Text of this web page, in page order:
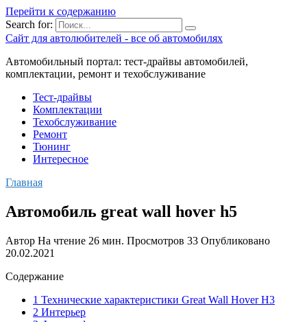
Перейти к содержанию
Search for:
Сайт для автолюбителей - все об автомобилях
Автомобильный портал: тест-драйвы автомобилей,
комплектации, ремонт и техобслуживание
Тест-драйвы
Комплектации
Техобслуживание
Ремонт
Тюнинг
Интересное
Главная
Автомобиль great wall hover h5
Автор На чтение 26 мин. Просмотров 33 Опубликовано
20.02.2021
Содержание
1 Технические характеристики Great Wall Hover H3
2 Интерьер